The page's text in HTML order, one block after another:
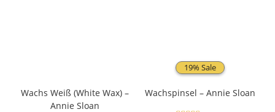
Wachs Weiß (White Wax) –
Annie Sloan
19% Sale
Wachspinsel – Annie Sloan